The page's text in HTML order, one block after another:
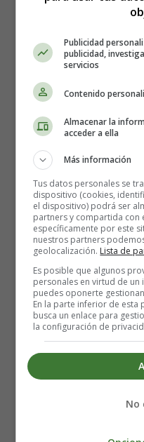
esposa quiere
El mono, sorprendido
"¡Oh, querido
no quería que se
El cocodrilo, un tanto
y lo llevó de vuelta al
corazón. En cuanto
la seguridad de las
"¡Me has
La moraleja
la inteligencia pueden
Además, nos recuerda
por aquellos que
Publicidad
publicidad,
servicios
Contenido
Almacenar la
acceder a ella
Más información
Tus datos personales se
dispositivo (cookies,
el dispositivo) podrá ser
partners y compartida con
específicamente por este
nuestros partners
geolocalización. Lista de
Es posible que algunos
personales en virtud de
puedes oponerte
En la parte inferior de esta
busca un enlace para
la configuración de
No